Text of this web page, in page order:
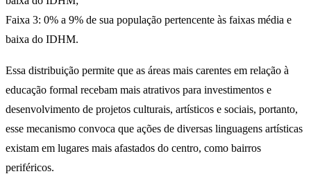
Faixa 3: 0% a 9% de sua população pertencente às faixas média e
baixa do IDHM.
Essa distribuição permite que as áreas mais carentes em relação à
educação formal recebam mais atrativos para investimentos e
desenvolvimento de projetos culturais, artísticos e sociais, portanto,
esse mecanismo convoca que ações de diversas linguagens artísticas
existam em lugares mais afastados do centro, como bairros
periféricos.